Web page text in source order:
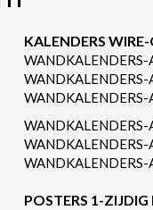
KALENDERS
POSTERS 1-